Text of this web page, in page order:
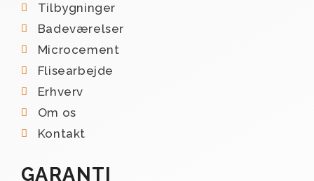
Tilbygninger
Badeværelser
Microcement
Flisearbejde
Erhverv
Om os
Kontakt
GARANTI